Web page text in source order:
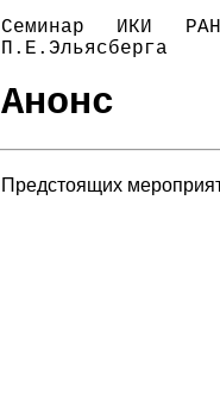
Семинар ИКИ
П.Е.Эльясберга
Анонс
Предстоящих